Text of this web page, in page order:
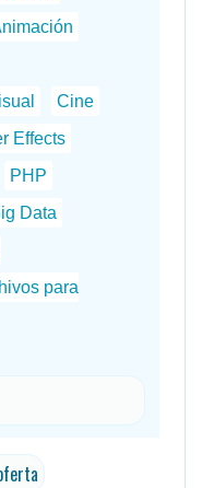
Cine
Effects
PHP
Data
para